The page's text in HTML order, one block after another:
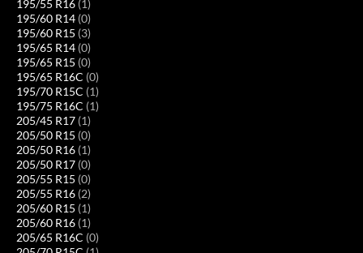
195/55 R16 (1)
195/60 R14 (0)
195/60 R15 (3)
195/65 R14 (0)
195/65 R15 (0)
195/65 R16C (0)
195/70 R15C (1)
195/75 R16C (1)
205/45 R17 (1)
205/50 R15 (0)
205/50 R16 (1)
205/50 R17 (0)
205/55 R15 (0)
205/55 R16 (2)
205/60 R15 (1)
205/60 R16 (1)
205/65 R16C (0)